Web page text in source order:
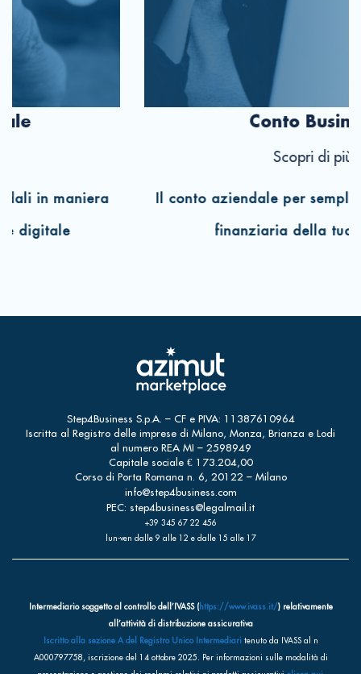
in maniera
digitale
Conto
Scopri di più
Il conto aziendale per
finanziaria della tua
Step4Business S.p.A. – CF e PIVA: 11387610964
Iscritta al Registro delle imprese di Milano, Monza, Brianza e Lodi
al numero REA MI – 2598949
Capitale sociale € 173.204,00
Corso di Porta Romana n. 6, 20122 – Milano
info@step4business.com
PEC: step4business@legalmail.it
+39 345 67 22 456
lun-ven dalle 9 alle 12 e dalle 15 alle 17
Intermediario soggetto al controllo dell’IVASS (https://www.ivass.it/) relativamente
all’attività di distribuzione assicurativa
Iscritto alla sezione A del Registro Unico Intermediaritenuto da IVASS al n
A000797758, iscrizione del 14 ottobre 2025. Per informazioni sulle modalità di